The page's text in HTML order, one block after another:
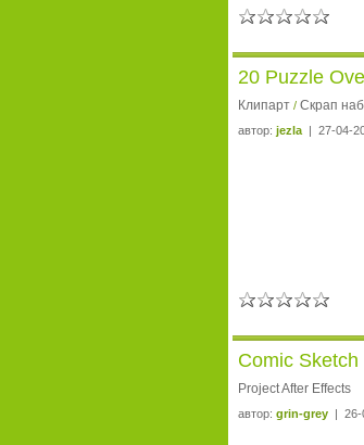
20 Puzzle
Клипарт / Скрап
автор: jezla | 27-04-
Comic
Project After Effects
автор: grin-grey | 26-